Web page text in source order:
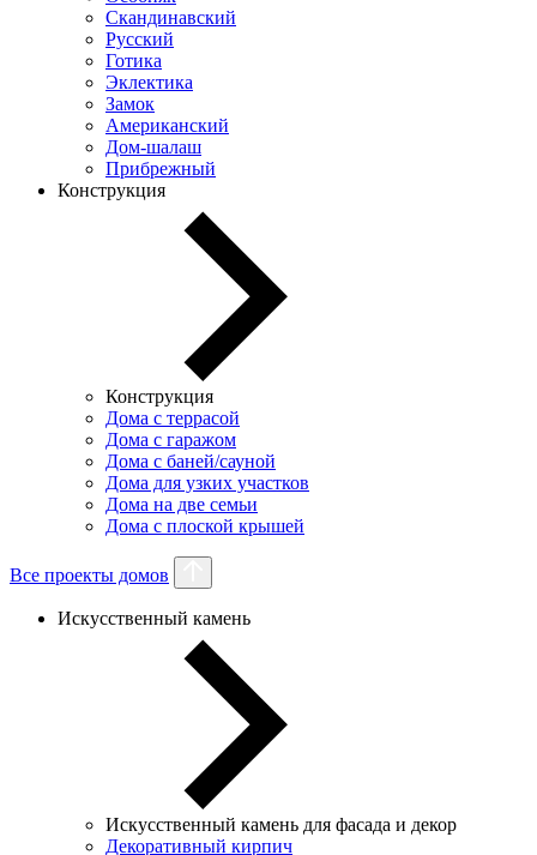
Скандинавский
Русский
Готика
Эклектика
Замок
Американский
Дом-шалаш
Прибрежный
Конструкция
Конструкция
Дома с террасой
Дома с гаражом
Дома с баней/сауной
Дома для узких участков
Дома на две семьи
Дома с плоской крышей
Все проекты домов
Искусственный камень
Искусственный камень для фасада и декор
Декоративный кирпич